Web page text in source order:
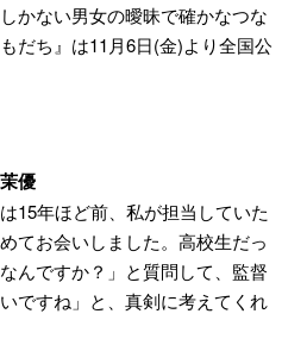
かない男女の曖昧で確かなつな
だち』は11月6日(金)より全国公
優
15年ほど前、私が担当していた
てお会いしました。高校生だっ
んですか？」と質問して、監督
ですね」と、真剣に考えてくれ